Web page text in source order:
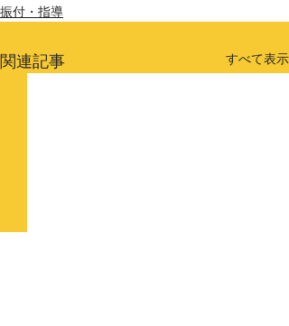
振付・指導
関連記事 すべて表示